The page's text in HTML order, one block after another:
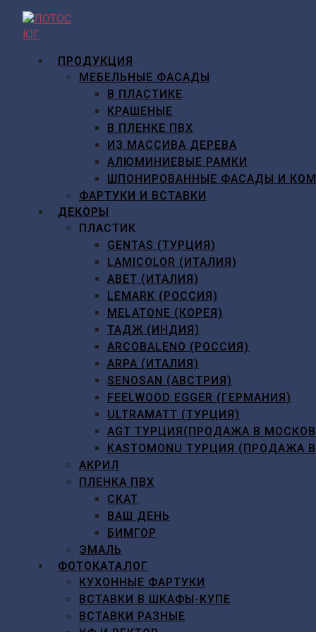
Перейти
содержимому
ПРОДУКЦИЯ
МЕБЕЛЬНЫЕ ФАСАДЫ
В ПЛАСТИКЕ
КРАШЕНЫЕ
В ПЛЕНКЕ ПВХ
ИЗ МАССИВА ДЕРЕВА
АЛЮМИНИЕВЫЕ РАМКИ
ШПОНИРОВАННЫЕ ФАСАДЫ И
ФАРТУКИ И ВСТАВКИ
ДЕКОРЫ
ПЛАСТИК
GENTAS (ТУРЦИЯ)
LAMICOLOR (ИТАЛИЯ)
ABET (ИТАЛИЯ)
LEMARK (РОССИЯ)
MELATONE (КОРЕЯ)
ТАДЖ (ИНДИЯ)
ARCOBALENO (РОССИЯ)
ARPA (ИТАЛИЯ)
SENOSAN (АВСТРИЯ)
FEELWOOD EGGER (ГЕРМАНИЯ)
ULTRAMATT (ТУРЦИЯ)
AGT ТУРЦИЯ(ПРОДАЖА В
KASTOMONU ТУРЦИЯ
АКРИЛ
ПЛЕНКА ПВХ
СКАТ
ВАШ ДЕНЬ
БИМГОР
ЭМАЛЬ
ФОТОКАТАЛОГ
КУХОННЫЕ ФАРТУКИ
ВСТАВКИ В ШКАФЫ-КУПЕ
ВСТАВКИ РАЗНЫЕ